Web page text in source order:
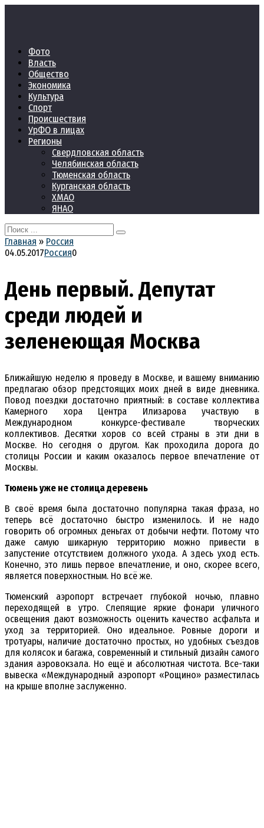
Фото
Власть
Общество
Экономика
Культура
Спорт
Происшествия
УрФО в лицах
Регионы
Свердловская область
Челябинская область
Тюменская область
Курганская область
ХМАО
ЯНАО
Search
for:
Главная » Россия
04.05.2017Россия0
День первый. Депутат
среди людей и
зеленеющая Москва
Ближайшую неделю я проведу в Москве, и вашему вниманию
предлагаю обзор предстоящих моих дней в виде дневника.
Повод поездки достаточно приятный: в составе коллектива
Камерного хора Центра Илизарова участвую в
Международном конкурсе-фестивале творческих
коллективов. Десятки хоров со всей страны в эти дни в
Москве. Но сегодня о другом. Как проходила дорога до
столицы России и каким оказалось первое впечатление от
Москвы.
Тюмень уже не столица деревень
В своё время была достаточно популярна такая фраза, но
теперь всё достаточно быстро изменилось. И не надо
говорить об огромных деньгах от добычи нефти. Потому что
даже самую шикарную территорию можно привести в
запустение отсутствием должного ухода. А здесь уход есть.
Конечно, это лишь первое впечатление, и оно, скорее всего,
является поверхностным. Но всё же.
Тюменский аэропорт встречает глубокой ночью, плавно
переходящей в утро. Слепящие яркие фонари уличного
освещения дают возможность оценить качество асфальта и
уход за территорией. Оно идеальное. Ровные дороги и
тротуары, наличие достаточно простых, но удобных съездов
для колясок и багажа, современный и стильный дизайн самого
здания аэровокзала. Но ещё и абсолютная чистота. Все-таки
вывеска «Международный аэропорт «Рощино» разместилась
на крыше вполне заслуженно.